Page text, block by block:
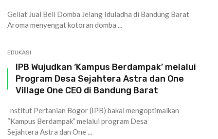
Geliat Jual Beli Domba Jelang Iduladha di Bandung Barat
Aroma menyengat kotoran domba ...
EDUKASI
IPB Wujudkan ‘Kampus Berdampak’ melalui
Program Desa Sejahtera Astra dan One
Village One CEO di Bandung Barat
nstitut Pertanian Bogor (IPB) bakal mengoptimalkan
“Kampus Berdampak” melalui program Desa
Sejahtera Astra dan One ...